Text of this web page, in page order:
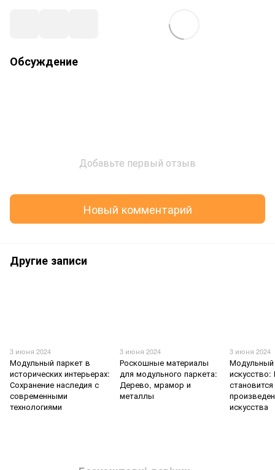
Обсуждение
Добавьте первый отзыв
Новый комментарий
Другие записи
3 июня 2024
Модульный паркет в
исторических интерьерах:
Сохранение наследия с
современными
технологиями
3 июня 2024
Роскошные материалы
для модульного паркета:
Дерево, мрамор и
металлы
3 июня 2024
Модульный
становится
искусства